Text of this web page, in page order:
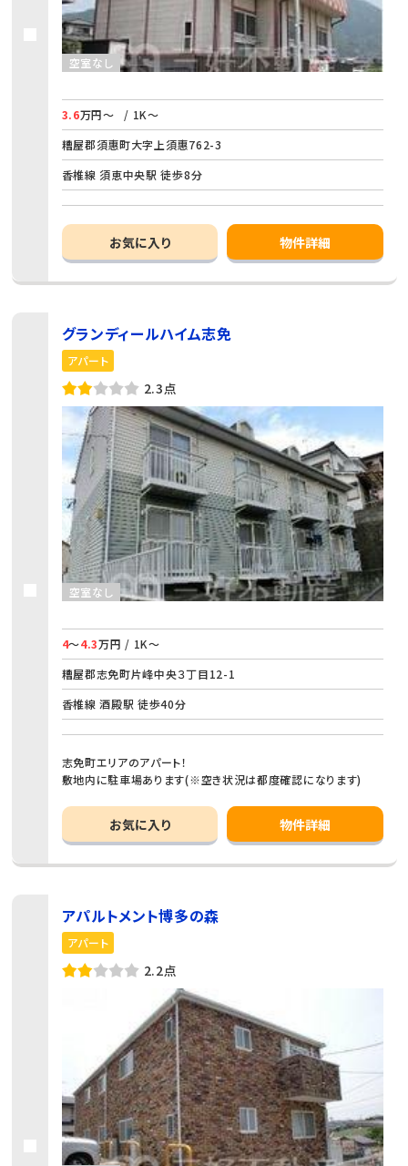
空室なし
3.6万円～
/ 1K～
糟屋郡須惠町大字上須惠762-3
香椎線 須恵中央駅 徒歩8分
お気に入り 物件詳細
グランディールハイム志免
アパート
2.3点
空室なし
4～4.3万円 / 1K～
糟屋郡志免町片峰中央３丁目12-1
香椎線 酒殿駅 徒歩40分
志免町エリアのアパート！
敷地内に駐車場あります(※空き状況は都度確認になります)
お気に入り 物件詳細
アパルトメント博多の森
アパート
2.2点